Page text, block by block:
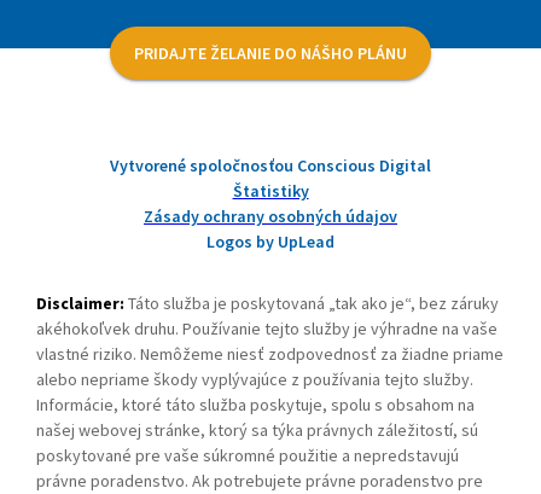
PRIDAJTE ŽELANIE DO NÁŠHO PLÁNU
Vytvorené spoločnosťou Conscious Digital
Štatistiky
Zásady ochrany osobných údajov
Logos by UpLead
Disclaimer: Táto služba je poskytovaná „tak ako je“, bez záruky
akéhokoľvek druhu. Používanie tejto služby je výhradne na vaše
vlastné riziko. Nemôžeme niesť zodpovednosť za žiadne priame
alebo nepriame škody vyplývajúce z používania tejto služby.
Informácie, ktoré táto služba poskytuje, spolu s obsahom na
našej webovej stránke, ktorý sa týka právnych záležitostí, sú
poskytované pre vaše súkromné použitie a nepredstavujú
právne poradenstvo. Ak potrebujete právne poradenstvo pre